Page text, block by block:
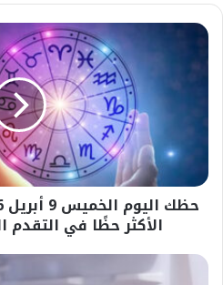
حظك
الخميس
أبريل
الأبراج
الأكثر
التقدم
الأكثر حظًا في